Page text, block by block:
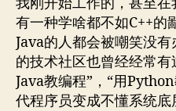
有一种学啥都不如C++的
Java的人都会被嘲笑没
的技术社区也曾经经常
Java教编程”，“用
代程序员变成不懂系统底